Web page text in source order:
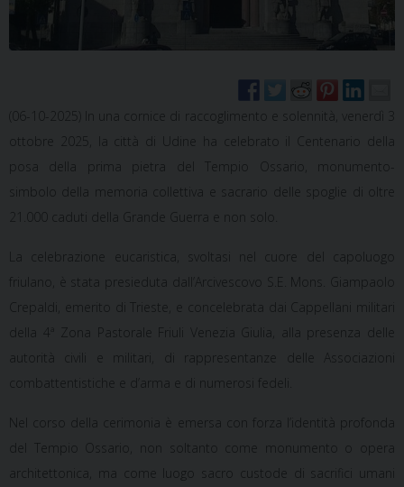
(06-10-2025) In una cornice di raccoglimento e solennità, venerdì 3
ottobre 2025, la città di Udine ha celebrato il
Centenario della
posa della prima pietra del Tempio Ossario
, monumento-
simbolo della memoria collettiva e sacrario delle spoglie di oltre
21.000 caduti della Grande Guerra e non solo.
La celebrazione eucaristica, svoltasi nel cuore del capoluogo
friulano, è stata presieduta dall’Arcivescovo
S.E. Mons. Giampaolo
Crepaldi
, emerito di Trieste, e concelebrata dai
Cappellani militari
della 4ª Zona Pastorale Friuli Venezia Giulia , alla presenza delle
autorità civili e militari, di rappresentanze delle Associazioni
combattentistiche e d’arma e di numerosi fedeli.
Nel corso della cerimonia è emersa con forza l’identità profonda
del Tempio Ossario, non soltanto come monumento o opera
architettonica, ma come
luogo sacro
custode di sacrifici umani